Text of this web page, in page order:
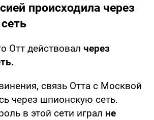
происходила через
Отт действовал через
связь Отта с Москвой
через шпионскую сеть.
в этой сети играл не